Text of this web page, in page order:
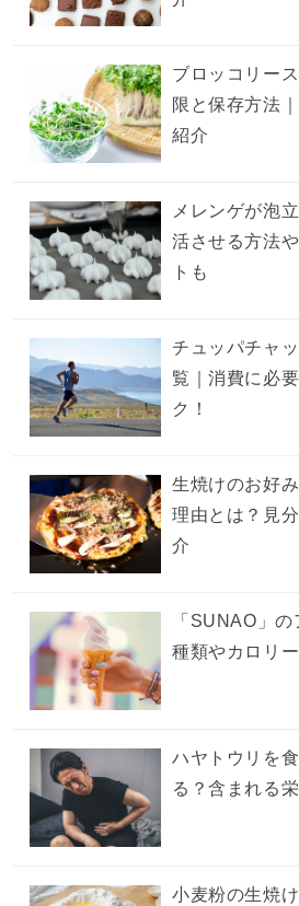
ブロッコリー
限と保存方法
紹介
メレンゲが泡
活させる方法
トも
チュッパチャ
覧｜消費に必
ク！
生焼けのお好
理由とは？見
介
「SUNAO」
種類やカロリ
ハヤトウリを
る？含まれる
小麦粉の生焼